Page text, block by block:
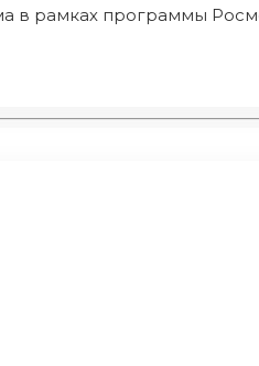
в рамках программы